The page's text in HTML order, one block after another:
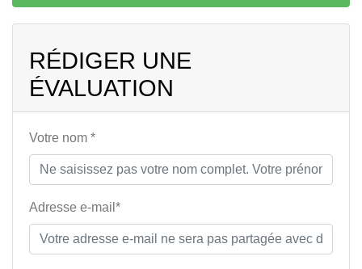
RÉDIGER UNE
ÉVALUATION
Votre nom *
Adresse e-mail*